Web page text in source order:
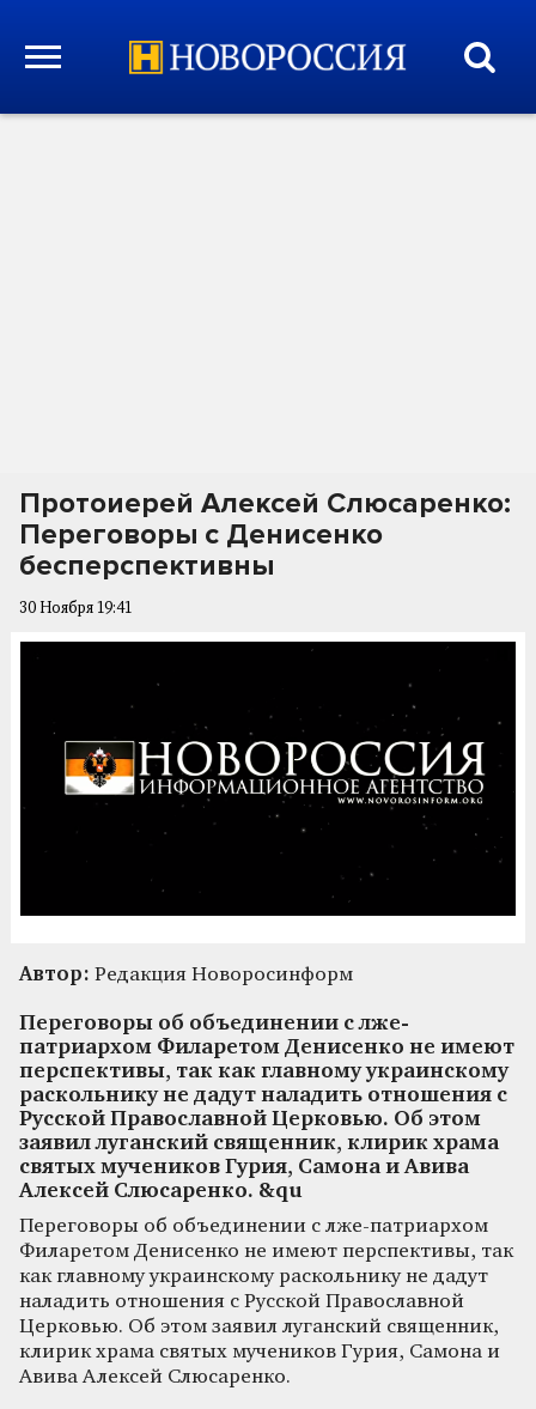
Протоиерей Алексей Слюсаренко:
Переговоры с Денисенко
бесперспективны
30 Ноября 19:41
Автор: Редакция Новоросинформ
Переговоры об объединении с лже-
патриархом Филаретом Денисенко не имеют
перспективы, так как главному украинскому
раскольнику не дадут наладить отношения с
Русской Православной Церковью. Об этом
заявил луганский священник, клирик храма
святых мучеников Гурия, Самона и Авива
Алексей Слюсаренко. &qu
Переговоры об объединении с лже-патриархом
Филаретом Денисенко не имеют перспективы, так
как главному украинскому раскольнику не дадут
наладить отношения с Русской Православной
Церковью. Об этом заявил луганский священник,
клирик храма святых мучеников Гурия, Самона и
Авива Алексей Слюсаренко.